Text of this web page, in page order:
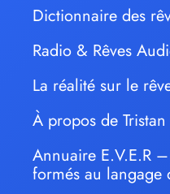
Dictionnaire des
Radio & Rêves
La réalité sur le
À propos de Tristan
Annuaire E.V.E.R
formés au langage